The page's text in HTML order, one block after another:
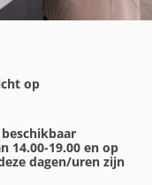
op
14.00-19.00 en op
dagen/uren zijn